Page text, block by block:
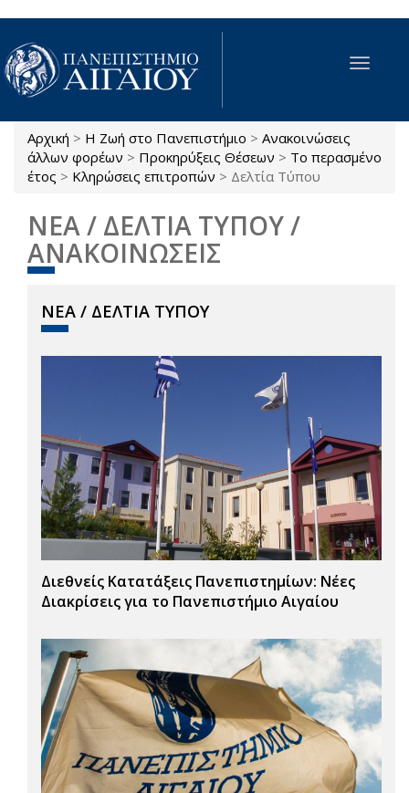
Παράκαμψη προς το κυρίως περιεχόμενο
Toggle
Είστε εδώ
Αρχική > Η Ζωή στο Πανεπιστήμιο > Ανακοινώσεις
άλλων φορέων > Προκηρύξεις Θέσεων > Το περασμένο
έτος > Κληρώσεις επιτροπών > Δελτία Τύπου
ΝΕΑ / ΔΕΛΤΙΑ ΤΥΠΟΥ /
ΑΝΑΚΟΙΝΩΣΕΙΣ
ΝΕΑ / ΔΕΛΤΙΑ ΤΥΠΟΥ
Διεθνείς Κατατάξεις Πανεπιστημίων: Νέες
Διακρίσεις για το Πανεπιστήμιο Αιγαίου